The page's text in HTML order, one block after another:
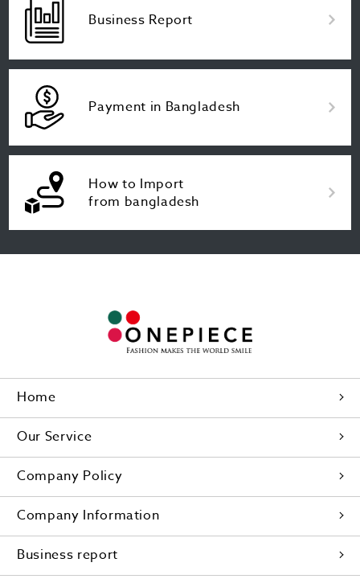
Business Report
Payment in Bangladesh
How to Import
from bangladesh
Home
Our Service
Company Policy
Company Information
Business report